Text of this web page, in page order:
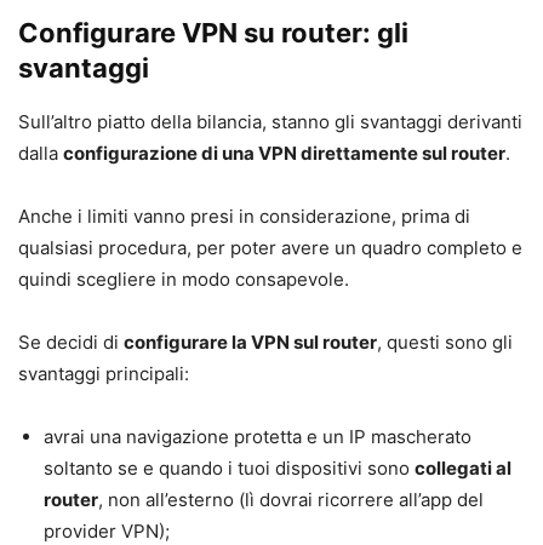
Configurare VPN su router: gli
svantaggi
Sull’altro piatto della bilancia, stanno gli svantaggi derivanti
dalla configurazione di una VPN direttamente sul router.
Anche i limiti vanno presi in considerazione, prima di
qualsiasi procedura, per poter avere un quadro completo e
quindi scegliere in modo consapevole.
Se decidi di configurare la VPN sul router, questi sono gli
svantaggi principali:
avrai una navigazione protetta e un IP mascherato
soltanto se e quando i tuoi dispositivi sono collegati al
router, non all’esterno (lì dovrai ricorrere all’app del
provider VPN);